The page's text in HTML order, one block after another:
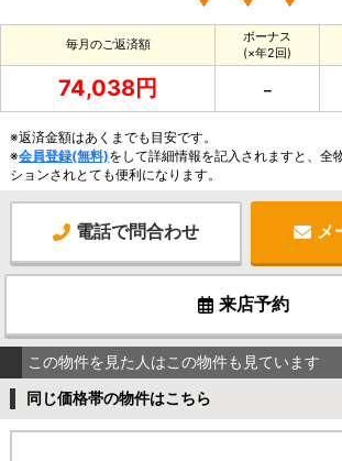
毎月のご返済額
ボーナス
(×年2回)
74,038円 －
※返済金額はあくまでも目安です。
※会員登録(無料)をして詳細情報を記入されますと、全
ションされとても便利になります。
電話で問合わせ メ
来店予約
この物件を見た人はこの物件も見ています
同じ価格帯の物件はこちら